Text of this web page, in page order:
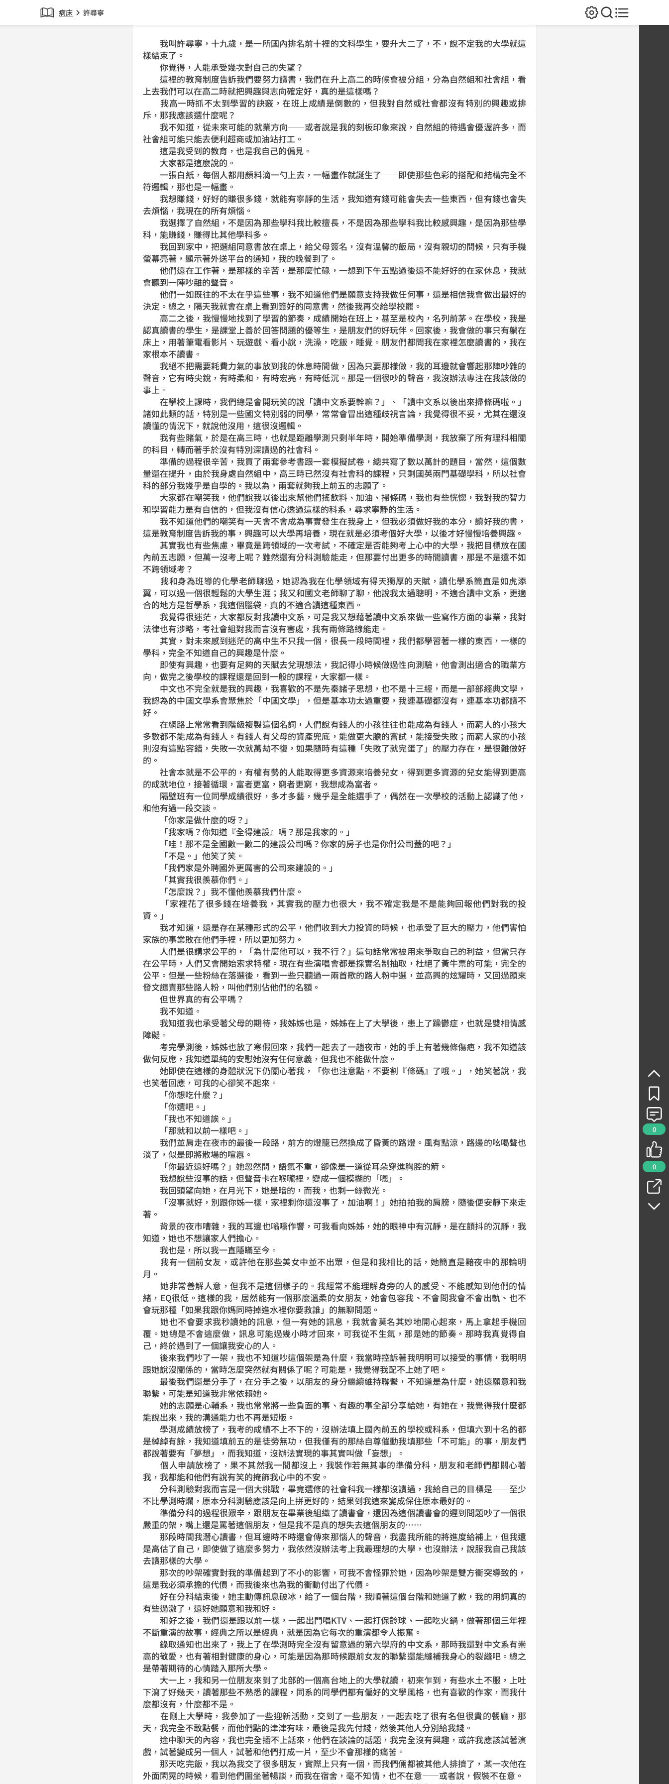
病床 chevron_right 許尋寧
0
0
我叫許尋寧，十九歲，是一所國內排名前十裡的文科學生，要升大二了，不，說不定我的大學就這
樣結束了。
你覺得，人能承受幾次對自己的失望？
這裡的教育制度告訴我們要努力讀書，我們在升上高二的時候會被分組，分為自然組和社會組，看
上去我們可以在高二時就把興趣與志向確定好，真的是這樣嗎？
我高一時抓不太到學習的訣竅，在班上成績是倒數的，但我對自然或社會都沒有特別的興趣或排
斥，那我應該選什麼呢？
我不知道，從未來可能的就業方向——或者說是我的刻板印象來說，自然組的待遇會優渥許多，而
社會組可能只能去便利超商或加油站打工。
這是我受到的教育，也是我自己的偏見。
大家都是這麼說的。
一張白紙，每個人都用顏料滴一勺上去，一幅畫作就誕生了——即使那些色彩的搭配和結構完全不
符邏輯，那也是一幅畫。
我想賺錢，好好的賺很多錢，就能有寧靜的生活，我知道有錢可能會失去一些東西，但有錢也會失
去煩惱，我現在的所有煩惱。
我選擇了自然組，不是因為那些學科我比較擅長，不是因為那些學科我比較感興趣，是因為那些學
科，能賺錢，賺得比其他學科多。
我回到家中，把選組同意書放在桌上，給父母簽名，沒有溫馨的飯局，沒有親切的問候，只有手機
螢幕亮著，顯示著外送平台的通知，我的晚餐到了。
他們還在工作著，是那樣的辛苦，是那麼忙碌，一想到下午五點過後還不能好好的在家休息，我就
會聽到一陣吵雜的聲音。
他們一如既往的不太在乎這些事，我不知道他們是願意支持我做任何事，還是相信我會做出最好的
決定。總之，隔天我就會在桌上看到簽好的同意書，然後我再交給學校罷。
高二之後，我慢慢地找到了學習的節奏，成績開始在班上，甚至是校內，名列前茅。在學校，我是
認真讀書的學生，是課堂上善於回答問題的優等生，是朋友們的好玩伴。回家後，我會做的事只有躺在
床上，用著筆電看影片、玩遊戲、看小說，洗澡，吃飯，睡覺。朋友們都問我在家裡怎麼讀書的，我在
家根本不讀書。
我絕不把需要耗費力氣的事放到我的休息時間做，因為只要那樣做，我的耳邊就會響起那陣吵雜的
聲音，它有時尖銳，有時柔和，有時宏亮，有時低沉。那是一個很吵的聲音，我沒辦法專注在我該做的
事上。
在學校上課時，我們總是會開玩笑的說「讀中文系要幹嘛？」、「讀中文系以後出來掃條碼啦。」
諸如此類的話，特別是一些國文特別弱的同學，常常會冒出這種歧視言論，我覺得很不妥，尤其在還沒
讀懂的情況下，就說他沒用，這很沒邏輯。
我有些賭氣，於是在高三時，也就是距離學測只剩半年時，開始準備學測，我放棄了所有理科相關
的科目，轉而著手於沒有特別深讀過的社會科。
準備的過程很辛苦，我買了兩套參考書跟一套模擬試卷，總共寫了數以萬計的題目，當然，這個數
量還在提升，由於我身處自然組中，高三時已然沒有社會科的課程，只剩國英兩門基礎學科，所以社會
科的部分我幾乎是自學的。我以為，兩套就夠我上前五的志願了。
大家都在嘲笑我，他們說我以後出來幫他們搖飲料、加油、掃條碼，我也有些恍惚，我對我的智力
和學習能力是有自信的，但我沒有信心透過這樣的科系，尋求寧靜的生活。
我不知道他們的嘲笑有一天會不會成為事實發生在我身上，但我必須做好我的本分，讀好我的書，
這是教育制度告訴我的事，興趣可以大學再培養，現在就是必須考個好大學，以後才好慢慢培養興趣。
其實我也有些焦慮，畢竟是跨領域的一次考試，不確定是否能夠考上心中的大學，我把目標放在國
內前五志願，但萬一沒考上呢？雖然還有分科測驗能走，但那要付出更多的時間讀書，那是不是還不如
不跨領域考？
我和身為班導的化學老師聊過，她認為我在化學領域有得天獨厚的天賦，讀化學系簡直是如虎添
翼，可以過一個很輕鬆的大學生涯；我又和國文老師聊了聊，他說我太過聰明，不適合讀中文系，更適
合的地方是哲學系，我這個腦袋，真的不適合讀這種東西。
我覺得很迷茫，大家都反對我讀中文系，可是我又想藉著讀中文系來做一些寫作方面的事業，我對
法律也有涉略，考社會組對我而言沒有害處，我有兩條路線能走。
其實，對未來感到迷茫的高中生不只我一個，很長一段時間裡，我們都學習著一樣的東西，一樣的
學科，完全不知道自己的興趣是什麼。
即使有興趣，也要有足夠的天賦去兌現想法，我記得小時候做過性向測驗，他會測出適合的職業方
向，做完之後學校的課程還是回到一般的課程，大家都一樣。
中文也不完全就是我的興趣，我喜歡的不是先秦諸子思想，也不是十三經，而是一部部經典文學，
我認為的中國文學系會聚焦於「中國文學」，但是基本功太過重要，我連基礎都沒有，連基本功都讀不
好。
在網路上常常看到階級複製這個名詞，人們說有錢人的小孩往往也能成為有錢人，而窮人的小孩大
多數都不能成為有錢人。有錢人有父母的資產兜底，能做更大膽的嘗試，能接受失敗；而窮人家的小孩
則沒有這點容錯，失敗一次就萬劫不復，如果隨時有這種「失敗了就完蛋了」的壓力存在，是很難做好
的。
社會本就是不公平的，有權有勢的人能取得更多資源來培養兒女，得到更多資源的兒女能得到更高
的成就地位，接著循環，富者更富，窮者更窮，我想成為富者。
隔壁班有一位同學成績很好，多才多藝，幾乎是全能選手了，偶然在一次學校的活動上認識了他，
和他有過一段交談。
「你家是做什麼的呀？」
「我家嗎？你知道『全得建設』嗎？那是我家的。」
「哇！那不是全國數一數二的建設公司嗎？你家的房子也是你們公司蓋的吧？」
「不是。」他笑了笑。
「我們家是外聘國外更厲害的公司來建設的。」
「其實我很羨慕你們。」
「怎麼說？」我不懂他羨慕我們什麼。
「家裡花了很多錢在培養我，其實我的壓力也很大，我不確定我是不是能夠回報他們對我的投
資。」
我才知道，還是存在某種形式的公平，他們收到大力投資的時候，也承受了巨大的壓力，他們害怕
家族的事業敗在他們手裡，所以更加努力。
人們是很講求公平的，「為什麼他可以，我不行？」這句話常常被用來爭取自己的利益，但當只存
在公平時，人們又會開始索求特權。現在有些演唱會都是採實名制抽取，杜絕了黃牛票的可能，完全的
公平。但是一些粉絲在落選後，看到一些只聽過一兩首歌的路人粉中選，並高興的炫耀時，又回過頭來
發文譴責那些路人粉，叫他們別佔他們的名額。
但世界真的有公平嗎？
我不知道。
我知道我也承受著父母的期待，我姊姊也是，姊姊在上了大學後，患上了躁鬱症，也就是雙相情感
障礙。
考完學測後，姊姊也放了寒假回來，我們一起去了一趟夜市，她的手上有著幾條傷疤，我不知道該
做何反應，我知道單純的安慰她沒有任何意義，但我也不能做什麼。
她即使在這樣的身體狀況下仍關心著我，「你也注意點，不要割『條碼』了哦。」，她笑著說，我
也笑著回應，可我的心卻笑不起來。
「你想吃什麼？」
「你選吧。」
「我也不知道誒。」
「那就和以前一樣吧。」
我們並肩走在夜市的最後一段路，前方的燈籠已然換成了昏黃的路燈。風有點涼，路邊的吆喝聲也
淡了，似是即將散場的喧囂。
「你最近還好嗎？」她忽然問，語氣不重，卻像是一道從耳朵穿進胸腔的箭。
我想說些沒事的話，但聲音卡在喉嚨裡，變成一個模糊的「嗯」。
我回頭望向她，在月光下，她是暗的，而我，也剩一絲微光。
「沒事就好，別跟你姊一樣，家裡剩你還沒事了，加油啊！」她拍拍我的肩膀，隨後便安靜下來走
著。
背景的夜市嘈雜，我的耳邊也嗡嗡作響，可我看向姊姊，她的眼神中有沉靜，是在顫抖的沉靜，我
知道，她也不想讓家人們擔心。
我也是，所以我一直隱瞞至今。
我有一個前女友，或許他在那些美女中並不出眾，但是和我相比的話，她簡直是黯夜中的那輪明
月。
她非常善解人意，但我不是這個樣子的。我經常不能理解身旁的人的感受、不能感知到他們的情
緒，EQ很低。這樣的我，居然能有一個那麼溫柔的女朋友，她會包容我、不會問我會不會出軌、也不
會玩那種「如果我跟你媽同時掉進水裡你要救誰」的無聊問題。
她也不會要求我秒讀她的訊息，但一有她的訊息，我就會莫名其妙地開心起來，馬上拿起手機回
覆。她總是不會這麼做，訊息可能過幾小時才回來，可我從不生氣，那是她的節奏。那時我真覺得自
己，終於遇到了一個讓我安心的人。
後來我們吵了一架，我也不知道吵這個架是為什麼，我當時控訴著我明明可以接受的事情，我明明
跟她說沒關係的，當時怎麼突然就有關係了呢？可能是，我覺得我配不上她了吧。
最後我們還是分手了，在分手之後，以朋友的身分繼續維持聯繫，不知道是為什麼，她還願意和我
聯繫，可能是知道我非常依賴她。
她的志願是心輔系，我也常常將一些負面的事、有趣的事全部分享給她，有她在，我覺得我什麼都
能說出來，我的溝通能力也不再是短版。
學測成績放榜了，我考的成績不上不下的，沒辦法填上國內前五的學校或科系，但填六到十名的都
是綽綽有餘，我知道填前五的是徒勞無功，但我僅有的那絲自尊催動我填那些「不可能」的事，朋友們
都說著要有「夢想」，而我知道，沒辦法實現的事其實叫做「妄想」。
個人申請放榜了，果不其然我一間都沒上，我裝作若無其事的準備分科，朋友和老師們都關心著
我，我都能和他們有說有笑的掩飾我心中的不安。
分科測驗對我而言是一個大挑戰，畢竟選修的社會科我一樣都沒讀過，我給自己的目標是——至少
不比學測時爛，原本分科測驗應該是向上拼更好的，結果到我這來變成保住原本最好的。
準備分科的過程很艱辛，跟朋友在畢業後組織了讀書會，還因為這個讀書會的遲到問題吵了一個很
嚴重的架，嘴上還是罵著這個朋友，但是我不是真的想失去這個朋友的……
那段時間我潛心讀書，但耳邊時不時還會傳來那惱人的聲音，我盡我所能的將進度給補上，但我還
是高估了自己，即使做了這麼多努力，我依然沒辦法考上我最理想的大學，也沒辦法，說服我自己我該
去讀那樣的大學。
那次的吵架確實對我的準備起到了不小的影響，可我不會怪罪於她，因為吵架是雙方衝突導致的，
這是我必須承擔的代價，而我後來也為我的衝動付出了代價。
好在分科結束後，她主動傳訊息破冰，給了一個台階，我順著這個台階和她道了歉，我的用詞真的
有些過激了，還好她願意和我和好。
和好之後，我們還是跟以前一樣，一起出門唱KTV、一起打保齡球、一起吃火鍋，做著那個三年裡
不斷重演的故事，經典之所以是經典，就是因為它每次的重演都令人振奮。
錄取通知也出來了，我上了在學測時完全沒有留意過的第六學府的中文系，那時我還對中文系有崇
高的敬愛，也有著相對健康的身心，可能是因為那時候跟前女友的聯繫還能縫補我身心的裂縫吧。總之
是帶著期待的心情踏入那所大學。
大一上，我和另一位朋友來到了北部的一個高台地上的大學就讀，初來乍到，有些水土不服，上吐
下瀉了好幾天，讀著那些不熟悉的課程，同系的同學們都有偏好的文學風格，也有喜歡的作家，而我什
麼都沒有，什麼都不是。
在剛上大學時，我參加了一些迎新活動，交到了一些朋友，一起去吃了很有名但很貴的餐廳，那
天，我完全不敢點餐，而他們點的津津有味，最後是我先付錢，然後其他人分別給我錢。
途中聊天的內容，我也完全插不上話來，他們在談論的話題，我完全沒有興趣，或許我應該試著演
戲，試著變成另一個人，試著和他們打成一片，至少不會那樣的痛苦。
那天吃完飯，我以為我交了很多朋友，實際上只有一個，而我們倆都被其他人排擠了，某一次他在
外面閑晃的時候，看到他們圍坐著暢談，而我在宿舍，毫不知情，也不在意——或者說，假裝不在意。